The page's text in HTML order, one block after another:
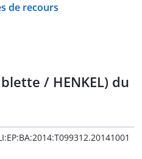
de recours
/ HENKEL) du